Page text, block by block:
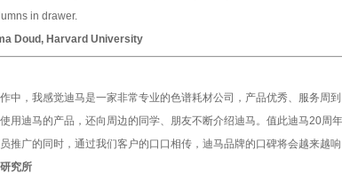
in drawer.
Doud, Harvard University
中，我感觉迪马是一家非常专业的色谱耗材公司，产品优秀、服务周
用迪马的产品，还向周边的同学、朋友不断介绍迪马。值此迪马20周
推广的同时，通过我们客户的口口相传，迪马品牌的口碑将会越来越
究所